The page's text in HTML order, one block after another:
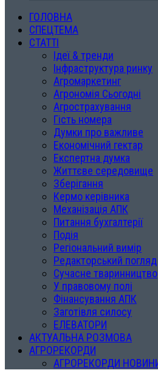
ГОЛОВНА
СПЕЦТЕМА
СТАТТІ
Ідеї & тренди
Інфраструктура ринку
Агромаркетинг
Агрономія Сьогодні
Агрострахування
Гість номера
Думки про важливе
Економічний гектар
Експертна думка
Життєве середовище
Зберігання
Кермо керівника
Механізація АПК
Питання бухгалтерії
Подія
Регіональний вимір
Редакторський погляд
Сучасне тваринництво
У правовому полі
Фінансування АПК
Заготівля силосу
ЕЛЕВАТОРИ
АКТУАЛЬНА РОЗМОВА
АГРОРЕКОРДИ
АГРОРЕКОРДИ